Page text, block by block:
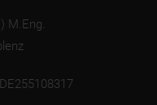
M.Eng.